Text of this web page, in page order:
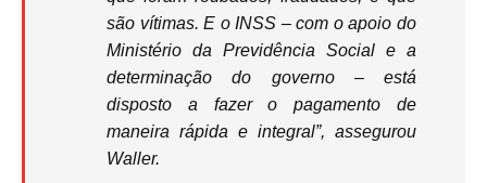
são vítimas. E o INSS – com o apoio do
Ministério da Previdência Social e a
determinação do governo – está
disposto a fazer o pagamento de
maneira rápida e integral”, assegurou
Waller.